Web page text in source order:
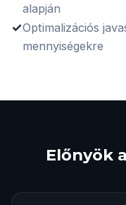
alapján
✓Optimalizációs
mennyiségekre
Előnyök